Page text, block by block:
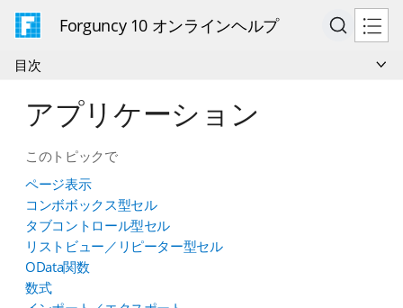
Forguncy 10 オンラインヘルプ
目次
アプリケーション
このトピックで
ページ表示
コンボボックス型セル
タブコントロール型セル
リストビュー／リピーター型セル
OData関数
数式